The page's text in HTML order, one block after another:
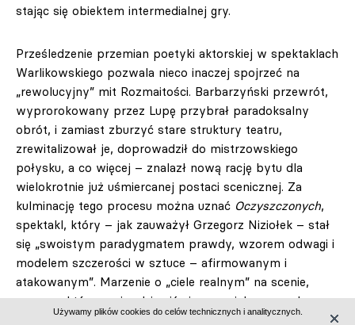
stając się obiektem intermedialnej gry.
Prześledzenie przemian poetyki aktorskiej w spektaklach
Warlikowskiego pozwala nieco inaczej spojrzeć na
„rewolucyjny” mit Rozmaitości. Barbarzyński przewrót,
wyprorokowany przez Lupę przybrał paradoksalny
obrót, i zamiast zburzyć stare struktury teatru,
zrewitalizował je, doprowadził do mistrzowskiego
połysku, a co więcej – znalazł nową rację bytu dla
wielokrotnie już uśmiercanej postaci scenicznej. Za
kulminację tego procesu można uznać Oczyszczonych,
spektakl, który – jak zauważył Grzegorz Niziołek – stał
się „swoistym paradygmatem prawdy, wzorem odwagi i
modelem szczerości w sztuce – afirmowanym i
atakowanym”. Marzenie o „ciele realnym” na scenie,
poprzez które może objawić się esencjalna prawda o
człowieku okazało się jednak płonne. Młodsze pokolenie
Używamy plików cookies do celów technicznych i analitycznych.